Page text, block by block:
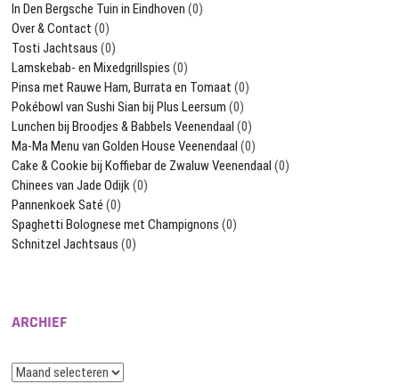
In Den Bergsche Tuin in Eindhoven (0)
Over & Contact (0)
Tosti Jachtsaus (0)
Lamskebab- en Mixedgrillspies (0)
Pinsa met Rauwe Ham, Burrata en Tomaat (0)
Pokébowl van Sushi Sian bij Plus Leersum (0)
Lunchen bij Broodjes & Babbels Veenendaal (0)
Ma-Ma Menu van Golden House Veenendaal (0)
Cake & Cookie bij Koffiebar de Zwaluw Veenendaal (0)
Chinees van Jade Odijk(0)
Pannenkoek Saté (0)
Spaghetti Bolognese met Champignons (0)
Schnitzel Jachtsaus (0)
ARCHIEF
Archief